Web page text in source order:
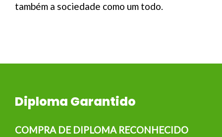
também a sociedade como um todo.
Diploma Garantido
COMPRA DE DIPLOMA RECONHECIDO